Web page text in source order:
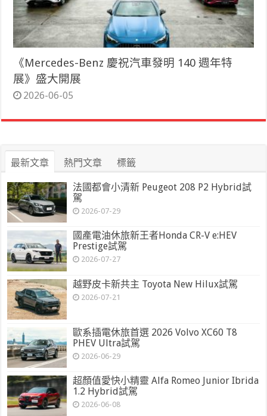
《Mercedes-Benz 慶祝汽車發明 140 週年特
展》盛大開展
2026-06-05
最新文章 熱門文章 標籤
法國都會小清新 Peugeot 208 P2 Hybrid試
駕
2026-07-29
國產電油休旅新王者Honda CR-V e:HEV
Prestige試駕
2026-07-27
越野皮卡新共主 Toyota New Hilux試駕
2026-07-21
歐系插電休旅首選 2026 Volvo XC60 T8
PHEV Ultra試駕
2026-06-29
超顏值愛快小精靈 Alfa Romeo Junior Ibrida
1.2 Hybrid試駕
2026-06-08